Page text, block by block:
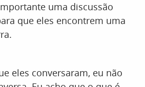
uma discussão
que eles encontrem uma
eles conversaram, eu não